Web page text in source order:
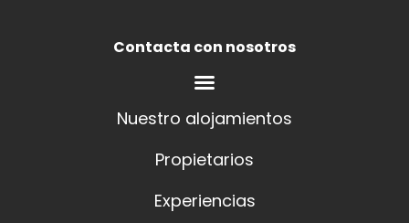
Contacta con nosotros
Nuestro alojamientos
Propietarios
Experiencias